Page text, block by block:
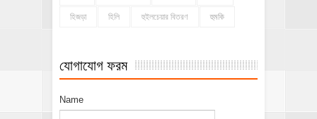
হিজড়া হিলি হুইলচেয়ার বিতরণ হুমকি
যোগাযোগ ফরম
Name